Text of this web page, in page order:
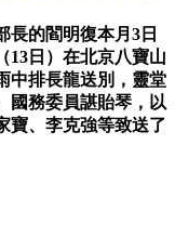
長的閻明復本月3日
13日）在北京八寶山
中排長龍送別，靈堂
國務委員諶貽琴，以
寶、李克強等致送了